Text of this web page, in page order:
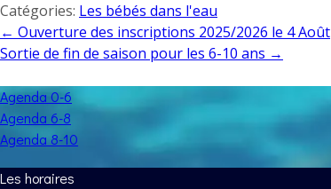
Catégories: Les bébés dans l'eau
Navigation
de
← Ouverture des inscriptions 2025/2026 le 4 Août
Sortie de fin de saison pour les 6-10 ans →
Agenda 0-6
Agenda 6-8
Agenda 8-10
Les horaires